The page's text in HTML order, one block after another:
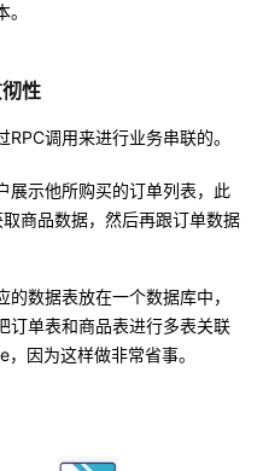
性
调用来进行业务串联的。
展示他所购买的订单列表，此
商品数据，然后再跟订单数据
数据表放在一个数据库中，
订单表和商品表进行多表关联
因为这样做非常省事。